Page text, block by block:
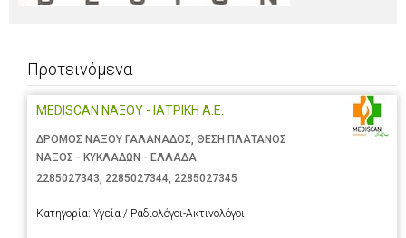
Προτεινόμενα
MEDISCAN ΝΑΞΟΥ - ΙΑΤΡΙΚΗ Α.Ε.
ΔΡΟΜΟΣ ΝΑΞΟΥ ΓΑΛΑΝΑΔΟΣ, ΘΕΣΗ ΠΛΑΤΑΝΟΣ
ΝΑΞΟΣ - ΚΥΚΛΑΔΩΝ - ΕΛΛΑΔΑ
2285027343, 2285027344, 2285027345
Κατηγορία: Υγεία / Ραδιολόγοι-Ακτινολόγοι